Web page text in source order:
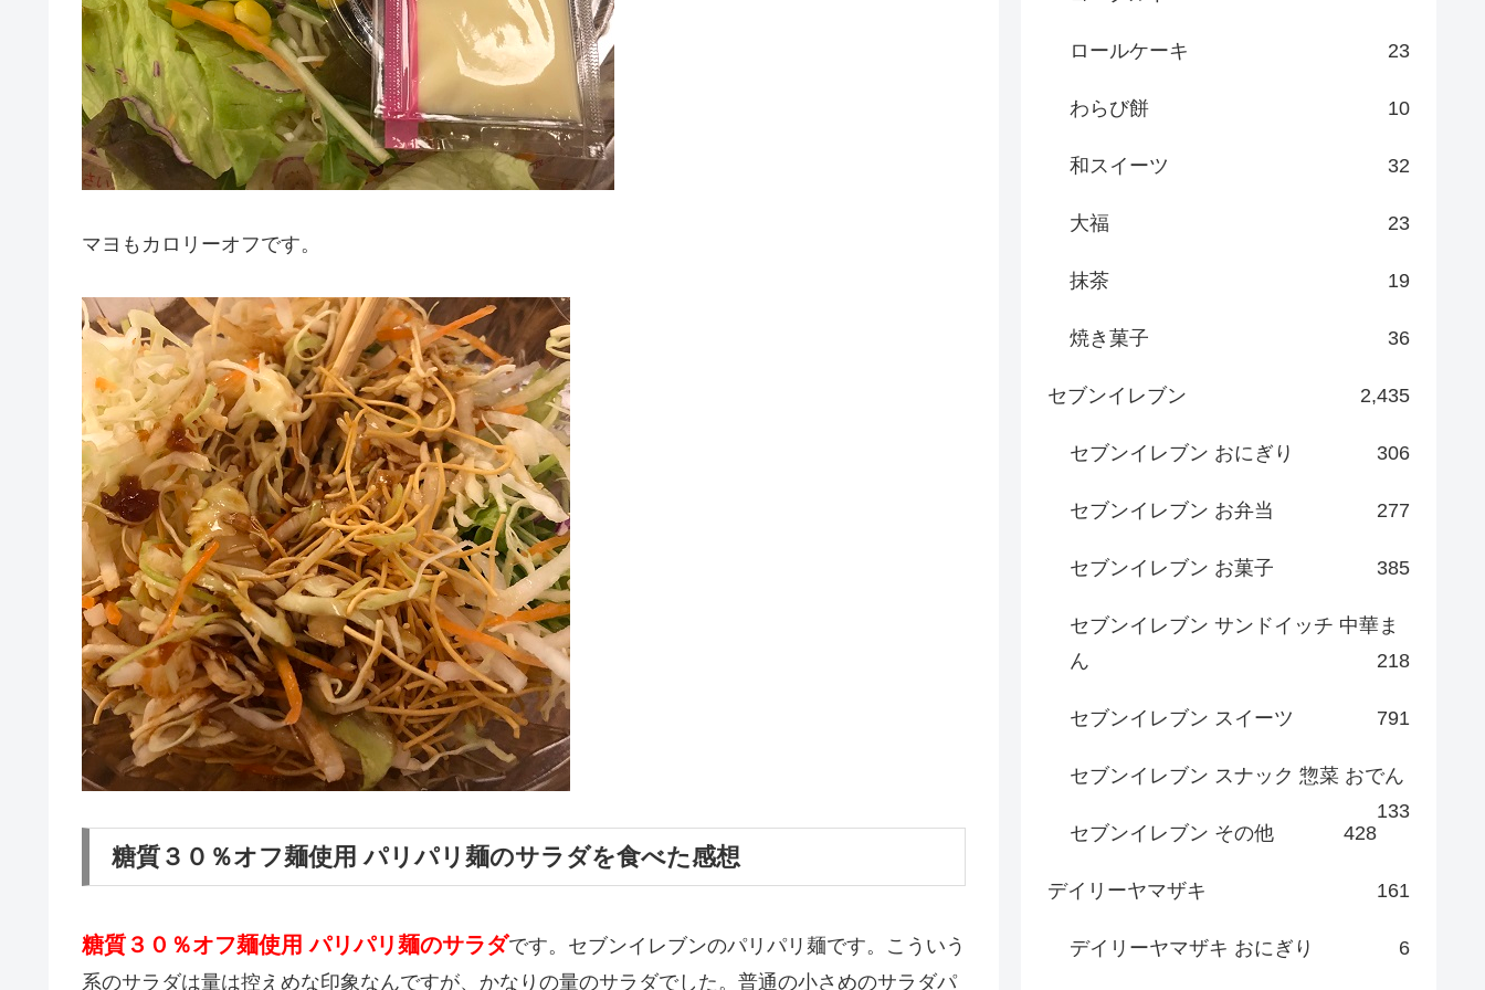
マヨもカロリーオフです。
糖質３０％オフ麺使用 パリパリ麺のサラダを食べた感想
糖質３０％オフ麺使用 パリパリ麺のサラダです。セブンイレブンのパリパリ麺です。こういう
系のサラダは量は控えめな印象なんですが、かなりの量のサラダでした。普通の小さめのサラダパ
ロールケーキ 23
わらび餅 10
和スイーツ 32
大福 23
抹茶 19
焼き菓子 36
セブンイレブン 2,435
セブンイレブン おにぎり 306
セブンイレブン お弁当 277
セブンイレブン お菓子 385
セブンイレブン サンドイッチ 中華ま
ん
218
セブンイレブン スイーツ 791
セブンイレブン スナック 惣菜 おでん
133
セブンイレブン その他
428
デイリーヤマザキ 161
デイリーヤマザキ おにぎり 6